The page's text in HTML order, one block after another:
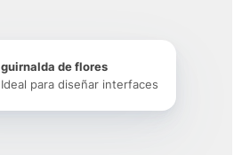
guirnalda de flores
Ideal para diseñar interfaces